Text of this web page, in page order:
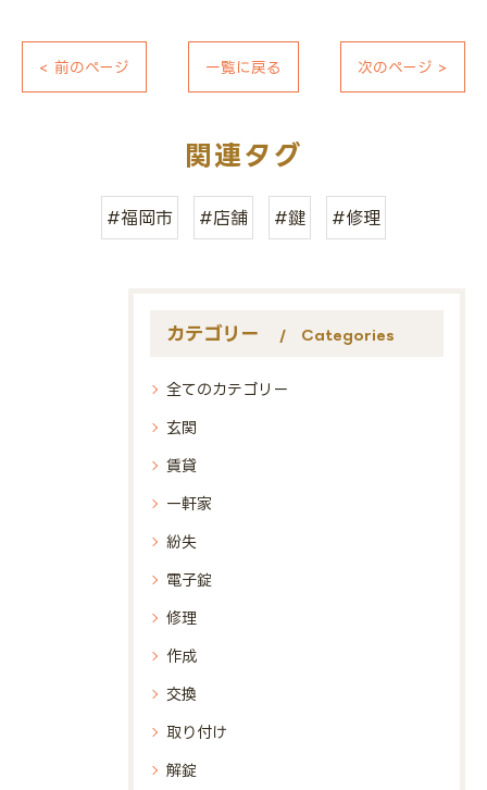
< 前のページ 一覧に戻る 次のページ >
関連タグ
#福岡市 #店舗 #鍵 #修理
カテゴリー Categories
全てのカテゴリー
玄関
賃貸
一軒家
紛失
電子錠
修理
作成
交換
取り付け
解錠